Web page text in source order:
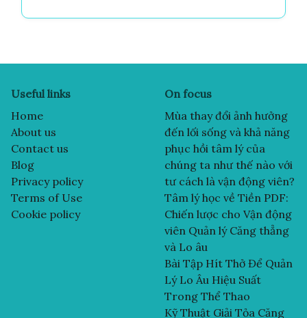
Useful links
Home
About us
Contact us
Blog
Privacy policy
Terms of Use
Cookie policy
On focus
Mùa thay đổi ảnh hưởng
đến lối sống và khả năng
phục hồi tâm lý của
chúng ta như thế nào với
tư cách là vận động viên?
Tâm lý học về Tiền PDF:
Chiến lược cho Vận động
viên Quản lý Căng thẳng
và Lo âu
Bài Tập Hít Thở Để Quản
Lý Lo Âu Hiệu Suất
Trong Thể Thao
Kỹ Thuật Giải Tỏa Căng